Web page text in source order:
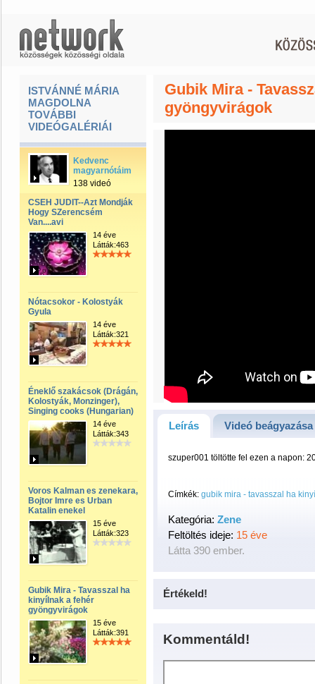
ISTVÁNNÉ MÁRIA
MAGDOLNA
TOVÁBBI
VIDEÓGALÉRIÁI
Kedvenc
magyarnótáim
138 videó
CSEH JUDIT--Azt Mondják
Hogy SZerencsém
Van....avi
14 éve
Látták:463
Nótacsokor - Kolostyák
Gyula
14 éve
Látták:321
Éneklő szakácsok (Drágán,
Kolostyák, Monzinger),
Singing cooks (Hungarian)
14 éve
Látták:343
Voros Kalman es zenekara,
Bojtor Imre es Urban
Katalin enekel
15 éve
Látták:323
Gubik Mira - Tavasszal ha
kinyílnak a fehér
gyöngyvirágok
15 éve
Látták:391
Gubik Mira -
gyöngyvirágok
Leírás Videó beágyazása
szuper001 töltötte fel ezen a napon:
Címkék: gubik mira - tavasszal ha
Kategória: Zene
Feltöltés ideje: 15 éve
Látta 390 ember.
Értékeld!
Kommentáld!